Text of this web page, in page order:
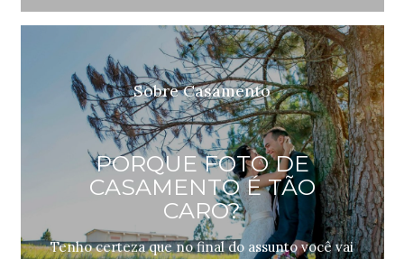
Sobre Casamento
PORQUE FOTO DE
CASAMENTO É TÃO
CARO?
Tenho certeza que no final do assunto você vai